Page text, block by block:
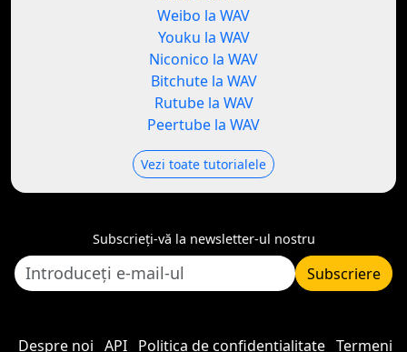
Weibo la WAV
Youku la WAV
Niconico la WAV
Bitchute la WAV
Rutube la WAV
Peertube la WAV
Vezi toate tutorialele
Subscrieți-vă la newsletter-ul nostru
Subscriere
Despre noi API Politica de confidențialitate Termeni